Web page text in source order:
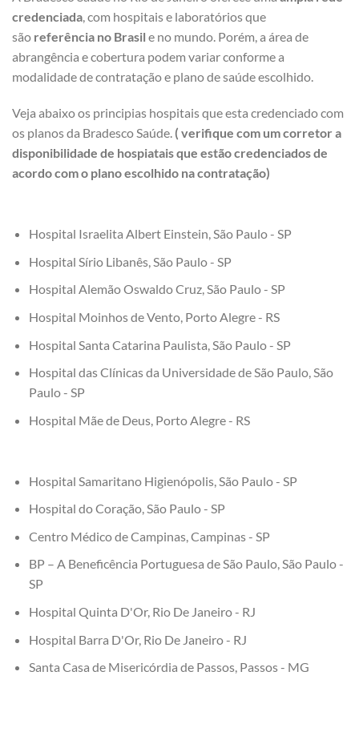
credenciada , com hospitais e laboratórios que
são referência no Brasil e no mundo. Porém, a área de
abrangência e cobertura podem variar conforme a
modalidade de contratação e plano de saúde escolhido.
Veja abaixo os principias hospitais que esta credenciado com
os planos da Bradesco Saúde. ( verifique com um corretor a
disponibilidade de hospiatais que estão credenciados de
acordo com o plano escolhido na contratação)
Hospital Israelita Albert Einstein, São Paulo - SP
Hospital Sírio Libanês, São Paulo - SP
Hospital Alemão Oswaldo Cruz, São Paulo - SP
Hospital Moinhos de Vento, Porto Alegre - RS
Hospital Santa Catarina Paulista, São Paulo - SP
Hospital das Clínicas da Universidade de São Paulo, São
Paulo - SP
Hospital Mãe de Deus, Porto Alegre - RS
Hospital Samaritano Higienópolis, São Paulo - SP
Hospital do Coração, São Paulo - SP
Centro Médico de Campinas, Campinas - SP
BP – A Beneficência Portuguesa de São Paulo, São Paulo -
SP
Hospital Quinta D'Or, Rio De Janeiro - RJ
Hospital Barra D'Or, Rio De Janeiro - RJ
Santa Casa de Misericórdia de Passos, Passos - MG